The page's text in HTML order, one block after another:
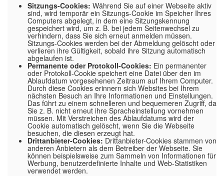
Sitzungs-Cookies: Während Sie auf einer Webseite aktiv
sind, wird temporär ein Sitzungs-Cookie im Speicher Ihres
Computers abgelegt, in dem eine Sitzungskennung
gespeichert wird, um z. B. bei jedem Seitenwechsel zu
verhindern, dass Sie sich erneut anmelden müssen.
Sitzungs-Cookies werden bei der Abmeldung gelöscht oder
verlieren ihre Gültigkeit, sobald ihre Sitzung automatisch
abgelaufen ist.
Permanente oder Protokoll-Cookies: Ein permanenter
oder Protokoll-Cookie speichert eine Datei über den im
Ablaufdatum vorgesehenen Zeitraum auf Ihrem Computer.
Durch diese Cookies erinnern sich Websites bei Ihrem
nächsten Besuch an Ihre Informationen und Einstellungen.
Das führt zu einem schnelleren und bequemeren Zugriff, da
Sie z. B. nicht erneut ihre Spracheinstellung vornehmen
müssen. Mit Verstreichen des Ablaufdatums wird der
Cookie automatisch gelöscht, wenn Sie die Webseite
besuchen, die diesen erzeugt hat.
Drittanbieter-Cookies: Drittanbieter-Cookies stammen von
anderen Anbietern als dem Betreiber der Webseite. Sie
können beispielsweise zum Sammeln von Informationen für
Werbung, benutzerdefinierte Inhalte und Web-Statistiken
verwendet werden.